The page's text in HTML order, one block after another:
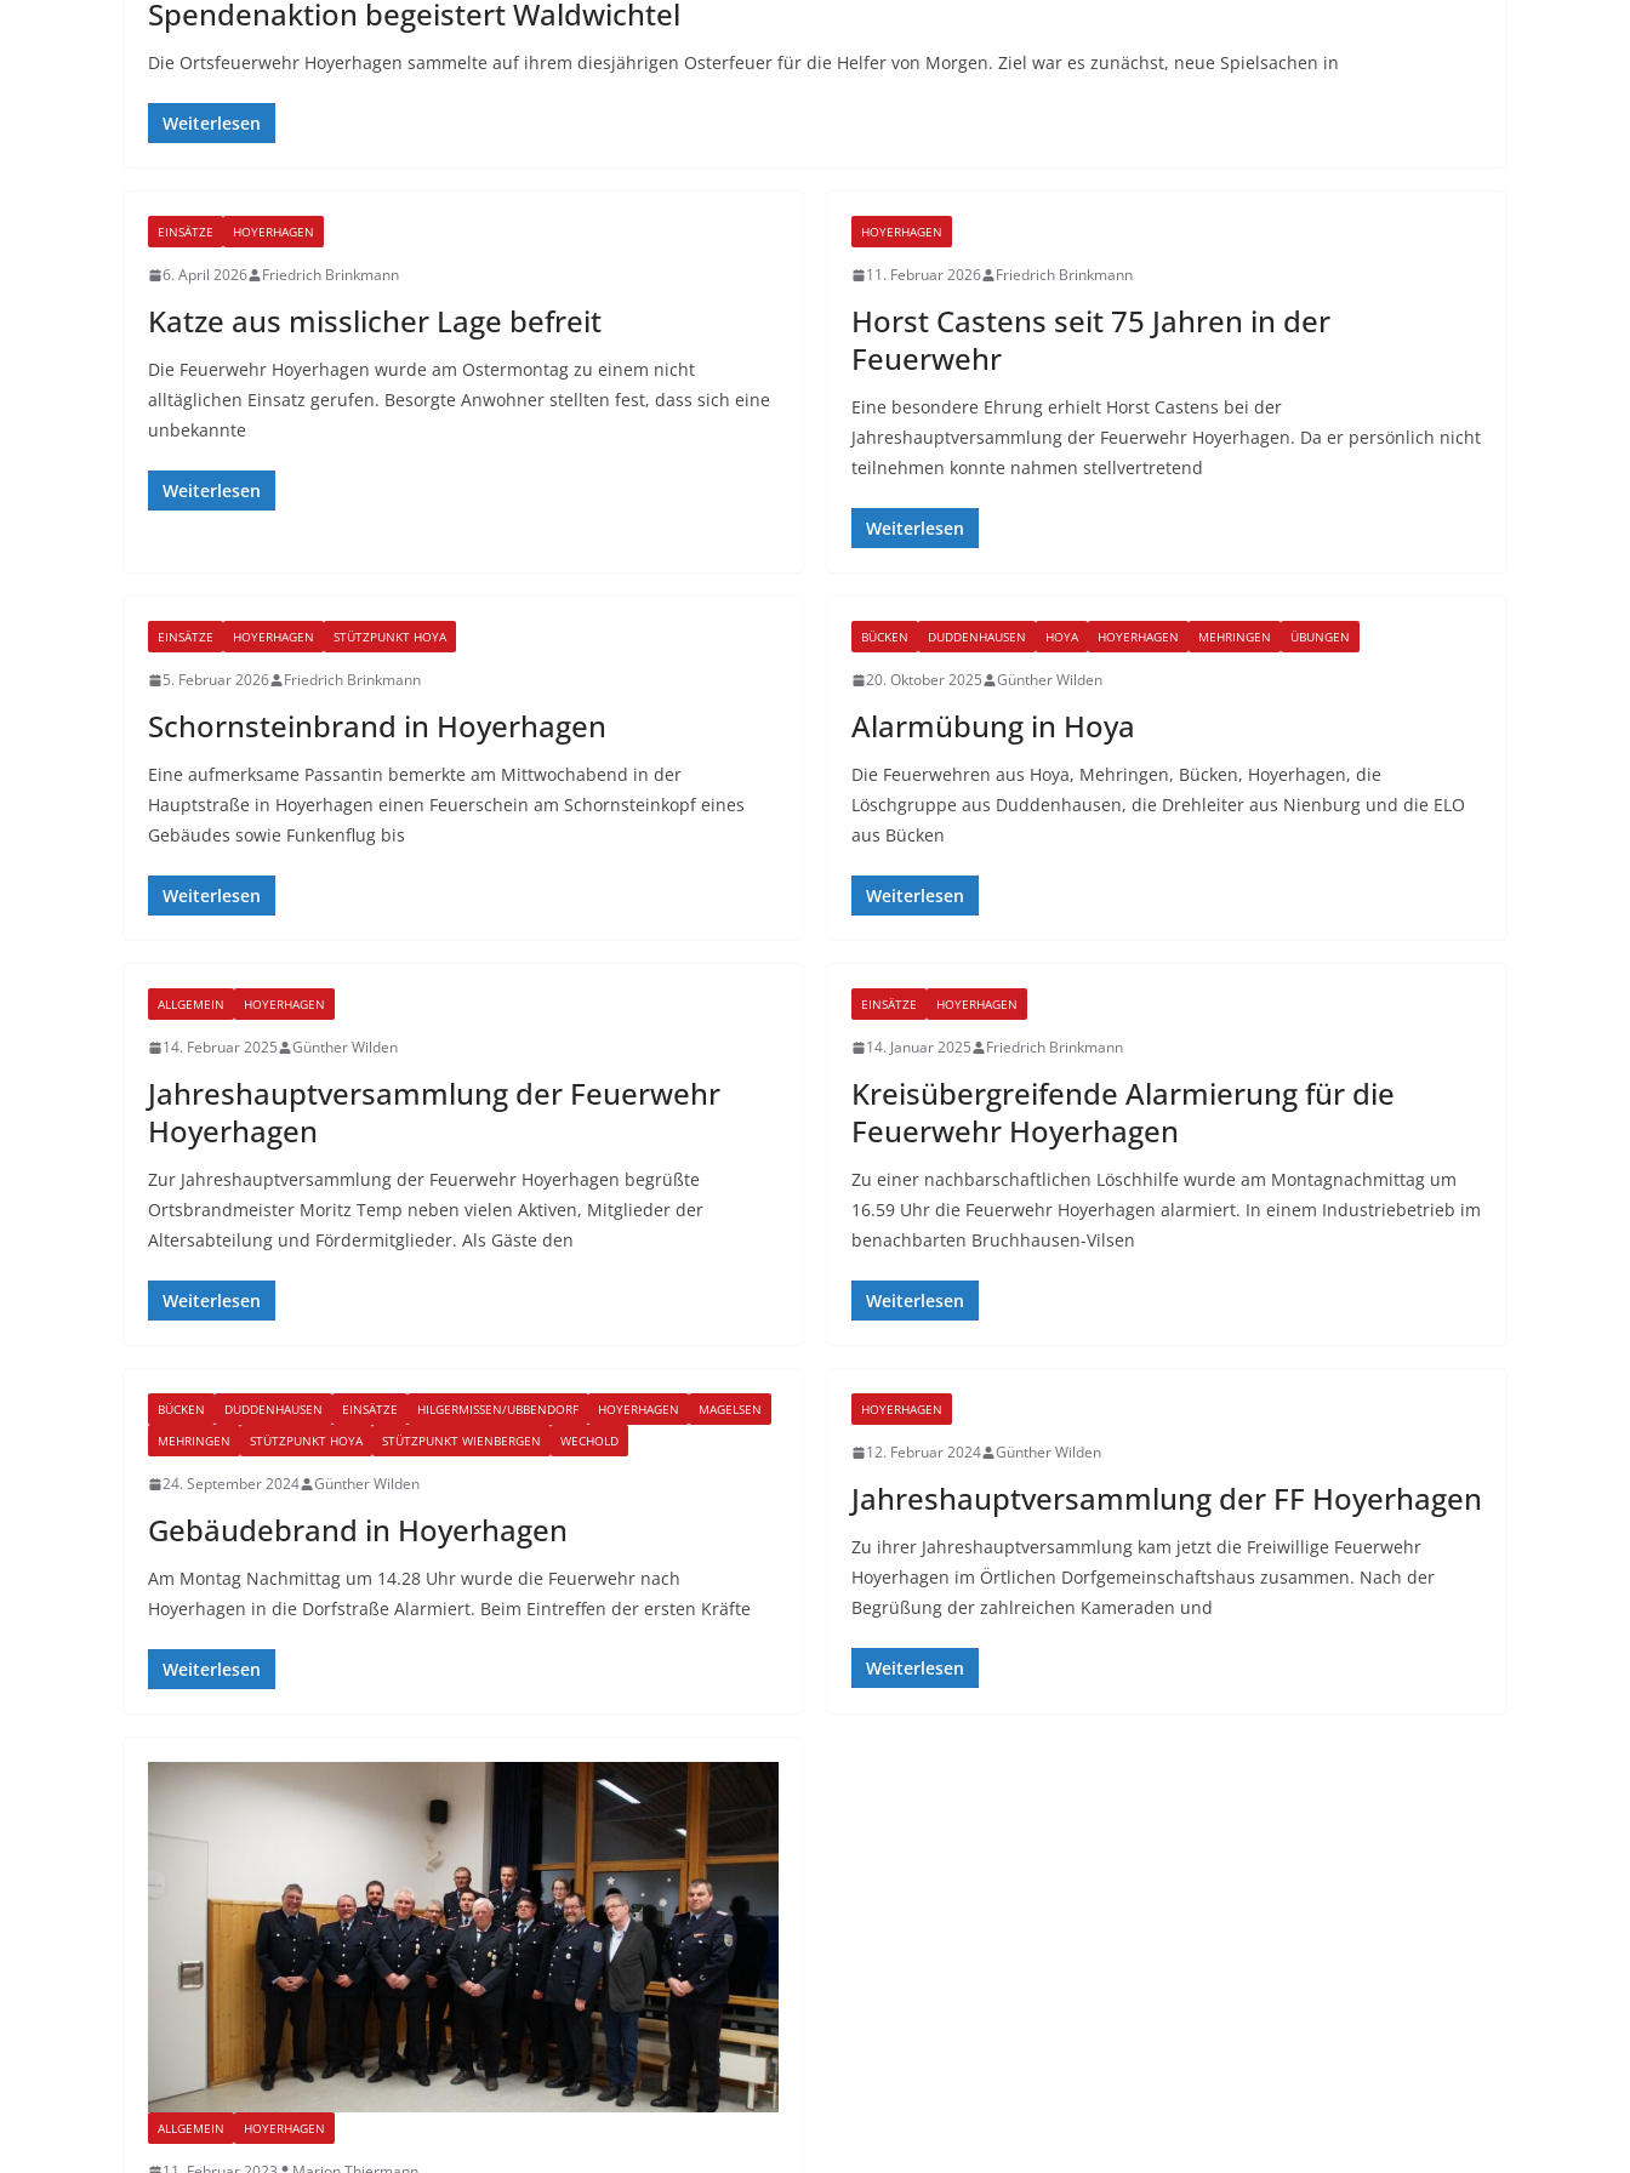
Spendenaktion begeistert Waldwichtel
Die Ortsfeuerwehr Hoyerhagen sammelte auf ihrem diesjährigen Osterfeuer für die Helfer von Morgen. Ziel war es zunächst, neue Spielsachen in
Weiterlesen
EINSÄTZE HOYERHAGEN
6. April 2026 Friedrich Brinkmann
Katze aus misslicher Lage befreit
Die Feuerwehr Hoyerhagen wurde am Ostermontag zu einem nicht
alltäglichen Einsatz gerufen. Besorgte Anwohner stellten fest, dass sich eine
unbekannte
Weiterlesen
HOYERHAGEN
11. Februar 2026 Friedrich Brinkmann
Horst Castens seit 75 Jahren in der
Feuerwehr
Eine besondere Ehrung erhielt Horst Castens bei der
Jahreshauptversammlung der Feuerwehr Hoyerhagen. Da er persönlich nicht
teilnehmen konnte nahmen stellvertretend
Weiterlesen
EINSÄTZE HOYERHAGEN STÜTZPUNKT HOYA
5. Februar 2026 Friedrich Brinkmann
Schornsteinbrand in Hoyerhagen
Eine aufmerksame Passantin bemerkte am Mittwochabend in der
Hauptstraße in Hoyerhagen einen Feuerschein am Schornsteinkopf eines
Gebäudes sowie Funkenflug bis
Weiterlesen
BÜCKEN DUDDENHAUSEN HOYA HOYERHAGEN MEHRINGEN ÜBUNGEN
20. Oktober 2025 Günther Wilden
Alarmübung in Hoya
Die Feuerwehren aus Hoya, Mehringen, Bücken, Hoyerhagen, die
Löschgruppe aus Duddenhausen, die Drehleiter aus Nienburg und die ELO
aus Bücken
Weiterlesen
ALLGEMEIN HOYERHAGEN
14. Februar 2025 Günther Wilden
Jahreshauptversammlung der Feuerwehr
Hoyerhagen
Zur Jahreshauptversammlung der Feuerwehr Hoyerhagen begrüßte
Ortsbrandmeister Moritz Temp neben vielen Aktiven, Mitglieder der
Altersabteilung und Fördermitglieder. Als Gäste den
Weiterlesen
EINSÄTZE HOYERHAGEN
14. Januar 2025 Friedrich Brinkmann
Kreisübergreifende Alarmierung für die
Feuerwehr Hoyerhagen
Zu einer nachbarschaftlichen Löschhilfe wurde am Montagnachmittag um
16.59 Uhr die Feuerwehr Hoyerhagen alarmiert. In einem Industriebetrieb im
benachbarten Bruchhausen-Vilsen
Weiterlesen
BÜCKEN DUDDENHAUSEN EINSÄTZE HILGERMISSEN/UBBENDORF HOYERHAGEN
MAGELSEN
MEHRINGEN
STÜTZPUNKT HOYA STÜTZPUNKT WIENBERGEN WECHOLD
24. September 2024 Günther Wilden
Gebäudebrand in Hoyerhagen
Am Montag Nachmittag um 14.28 Uhr wurde die Feuerwehr nach
Hoyerhagen in die Dorfstraße Alarmiert. Beim Eintreffen der ersten Kräfte
Weiterlesen
HOYERHAGEN
12. Februar 2024 Günther Wilden
Jahreshauptversammlung der FF Hoyerhagen
Zu ihrer Jahreshauptversammlung kam jetzt die Freiwillige Feuerwehr
Hoyerhagen im Örtlichen Dorfgemeinschaftshaus zusammen. Nach der
Begrüßung der zahlreichen Kameraden und
Weiterlesen
ALLGEMEIN HOYERHAGEN